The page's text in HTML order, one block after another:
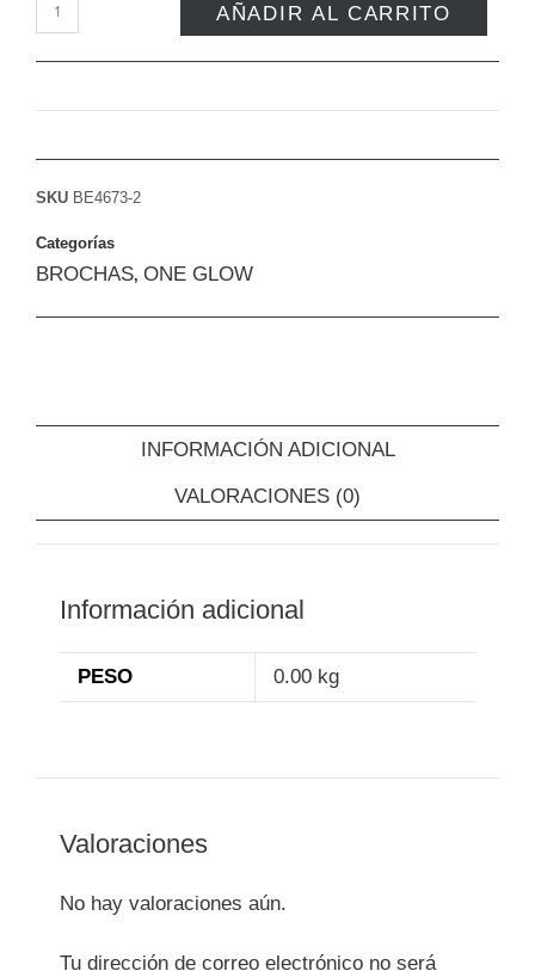
AÑADIR AL CARRITO
SKU BE4673-2
Categorías
BROCHAS, ONE GLOW
INFORMACIÓN ADICIONAL
VALORACIONES (0)
Información adicional
PESO 0.00 kg
Valoraciones
No hay valoraciones aún.
Tu dirección de correo electrónico no será